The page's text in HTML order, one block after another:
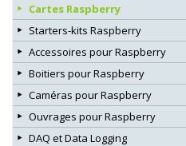
Cartes Raspberry
Starters-kits Raspberry
Accessoires pour Raspberry
Boitiers pour Raspberry
Caméras pour Raspberry
Ouvrages pour Raspberry
DAQ et Data Logging